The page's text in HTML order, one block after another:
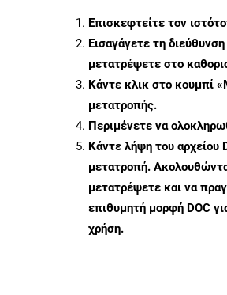
Επισκεφτείτε τον
Εισαγάγετε τη
μετατρέψετε στο
Κάντε κλικ στο κουμπί
μετατροπής.
Περιμένετε να
Κάντε λήψη του αρχείου
μετατροπή.
μετατρέψετε και να
επιθυμητή μορφή DOC
χρήση.